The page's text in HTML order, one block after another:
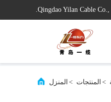
Qingdao Yilan Cable Co.,
المنزل > المنتجات >